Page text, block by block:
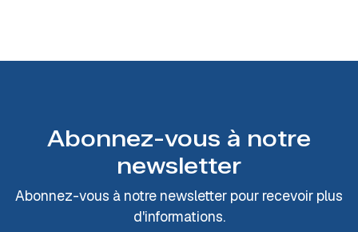
Abonnez-vous à notre
newsletter
Abonnez-vous à notre newsletter pour recevoir plus
d'informations.